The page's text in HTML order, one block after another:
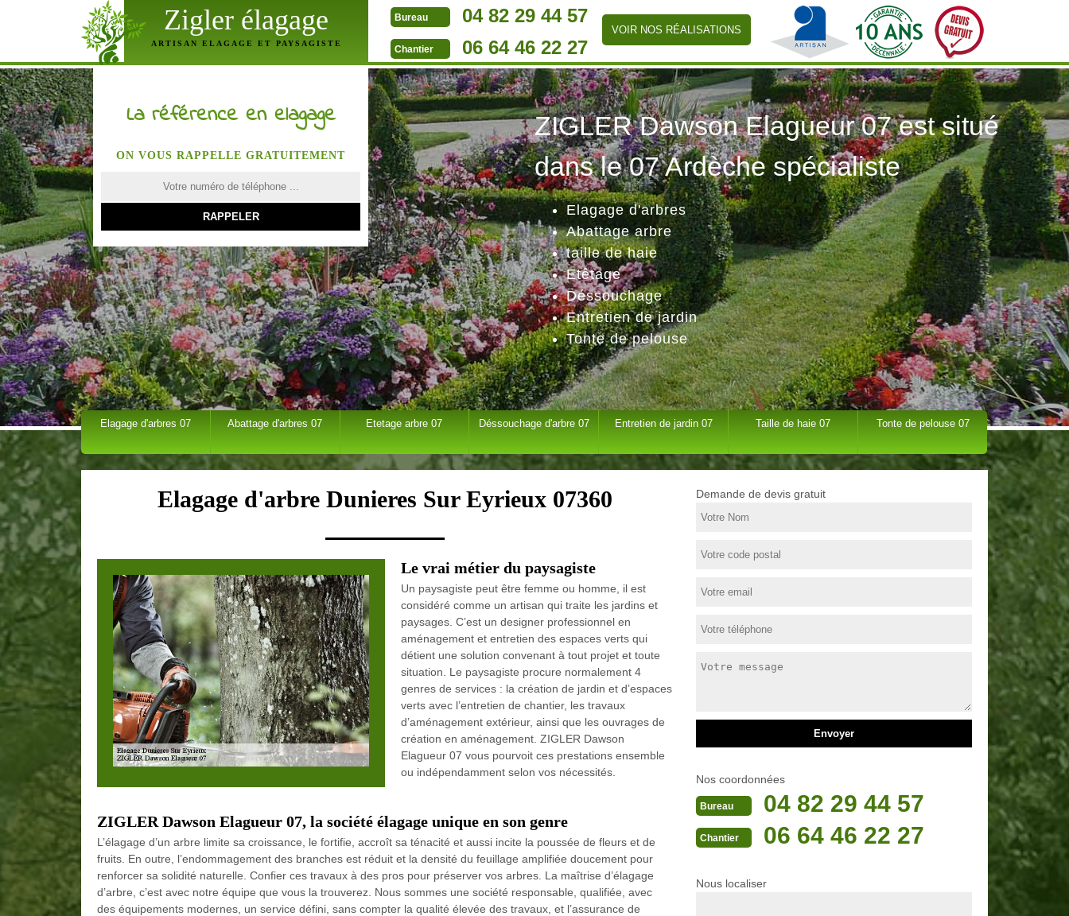
Zigler élagage
ARTISAN ELAGAGE ET PAYSAGISTE
Bureau 04 82 29 44 57
Chantier 06 64 46 22 27
VOIR NOS RÉALISATIONS
ZIGLER Dawson Elagueur 07 est situé
dans le 07 Ardèche spécialiste
Elagage d'arbres
Abattage arbre
taille de haie
Etêtage
Déssouchage
Entretien de jardin
Tonte de pelouse
La référence en elagage
ON VOUS RAPPELLE GRATUITEMENT
Elagage d'arbres 07 Abattage d'arbres 07 Etetage arbre 07 Déssouchage d'arbre 07 Entretien de jardin 07 Taille de haie 07 Tonte de pelouse 07
Elagage d'arbre Dunieres Sur Eyrieux 07360
Le vrai métier du paysagiste
Un paysagiste peut être femme ou homme, il est
considéré comme un artisan qui traite les jardins et
paysages. C’est un designer professionnel en
aménagement et entretien des espaces verts qui
détient une solution convenant à tout projet et toute
situation. Le paysagiste procure normalement 4
genres de services : la création de jardin et d’espaces
verts avec l’entretien de chantier, les travaux
d’aménagement extérieur, ainsi que les ouvrages de
création en aménagement. ZIGLER Dawson
Elagueur 07 vous pourvoit ces prestations ensemble
ou indépendamment selon vos nécessités.
ZIGLER Dawson Elagueur 07, la société élagage unique en son genre
L’élagage d’un arbre limite sa croissance, le fortifie, accroît sa ténacité et aussi incite la poussée de fleurs et de
fruits. En outre, l’endommagement des branches est réduit et la densité du feuillage amplifiée doucement pour
renforcer sa solidité naturelle. Confier ces travaux à des pros pour préserver vos arbres. La maîtrise d’élagage
d’arbre, c’est avec notre équipe que vous la trouverez. Nous sommes une société responsable, qualifiée, avec
des équipements modernes, un service défini, sans compter la qualité élevée des travaux, et l’assurance de
Demande de devis gratuit
Nos coordonnées
Bureau 04 82 29 44 57
Chantier 06 64 46 22 27
Nous localiser